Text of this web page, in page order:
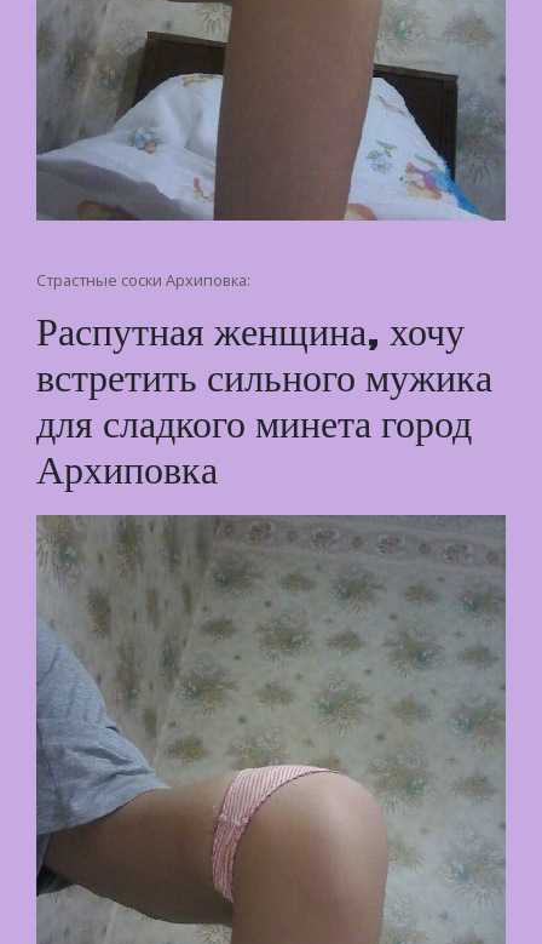
Страстные соски Архиповка:
Распутная женщина, хочу
встретить сильного мужика
для сладкого минета город
Архиповка